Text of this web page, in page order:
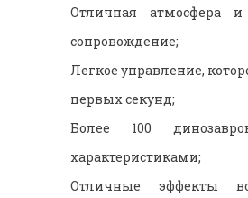
Отличная атмосфера и
сопровождение;
Легкое управление,
первых секунд;
Более 100
характеристиками;
Отличные эффекты